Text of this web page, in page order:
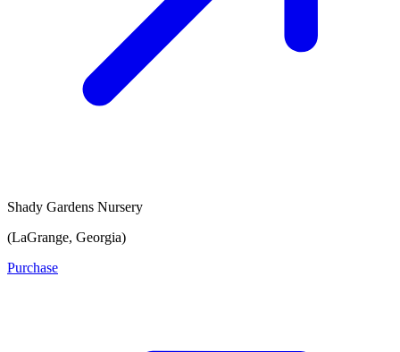
Shady Gardens Nursery
(LaGrange, Georgia)
Purchase